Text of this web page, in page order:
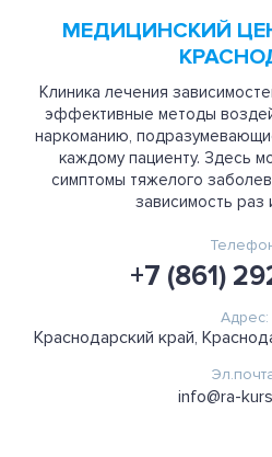
МЕДИЦИНСКИЙ
Клиника лечения
эффективные методы
наркоманию,
каждому пациенту. Здесь
симптомы тяжелого
зависимость раз
+7 (861)
Адрес:
Краснодарский край,
info@ra-